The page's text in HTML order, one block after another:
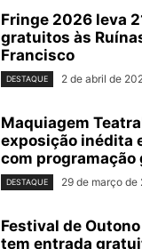
Fringe 2026 leva
gratuitos às
Francisco
DESTAQUE 2 de abril de
Maquiagem
exposição inédita
com programação
DESTAQUE 29 de março de
Festival de
tem entrada